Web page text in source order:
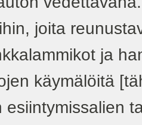
joita
ja
käymälöitä
esiintymissalien